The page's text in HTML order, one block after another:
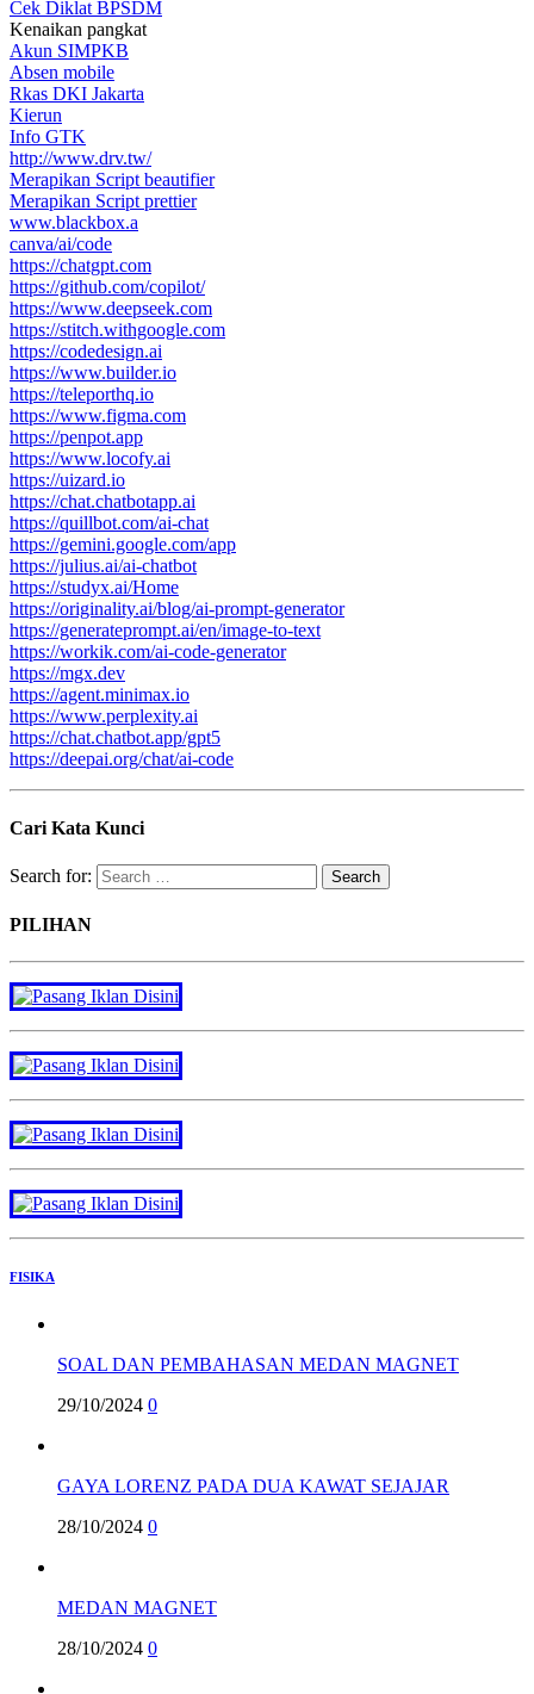
Cek Diklat BPSDM
Kenaikan pangkat
Akun SIMPKB
Absen mobile
Rkas DKI Jakarta
Kierun
Info GTK
http://www.drv.tw/
Merapikan Script beautifier
Merapikan Script prettier
www.blackbox.a
canva/ai/code
https://chatgpt.com
https://github.com/copilot/
https://www.deepseek.com
https://stitch.withgoogle.com
https://codedesign.ai
https://www.builder.io
https://teleporthq.io
https://www.figma.com
https://penpot.app
https://www.locofy.ai
https://uizard.io
https://chat.chatbotapp.ai
https://quillbot.com/ai-chat
https://gemini.google.com/app
https://julius.ai/ai-chatbot
https://studyx.ai/Home
https://originality.ai/blog/ai-prompt-generator
https://generateprompt.ai/en/image-to-text
https://workik.com/ai-code-generator
https://mgx.dev
https://agent.minimax.io
https://www.perplexity.ai
https://chat.chatbot.app/gpt5
https://deepai.org/chat/ai-code
Cari Kata Kunci
Search for:
PILIHAN
FISIKA
SOAL DAN PEMBAHASAN MEDAN MAGNET
29/10/2024 0
GAYA LORENZ PADA DUA KAWAT SEJAJAR
28/10/2024 0
MEDAN MAGNET
28/10/2024 0